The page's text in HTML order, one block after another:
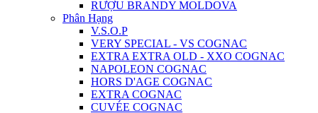
RƯỢU BRANDY MOLDOVA
Phân Hạng
V.S.O.P
VERY SPECIAL - VS COGNAC
EXTRA EXTRA OLD - XXO COGNAC
NAPOLEON COGNAC
HORS D'AGE COGNAC
EXTRA COGNAC
CUVÉE COGNAC